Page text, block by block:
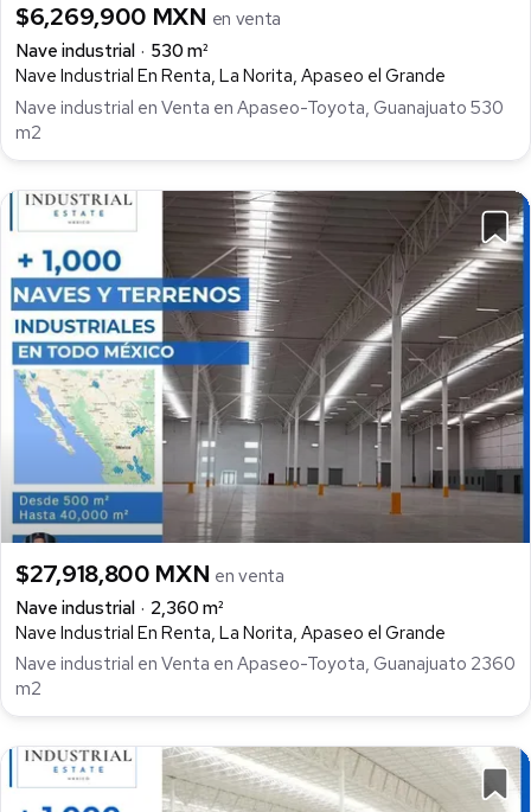
$6,269,900 MXN en venta
Nave industrial
530 m²
Nave Industrial En Renta, La Norita, Apaseo el Grande
Nave industrial en Venta en Apaseo-Toyota, Guanajuato 530
m2
$27,918,800 MXN en venta
Nave industrial
2,360 m²
Nave Industrial En Renta, La Norita, Apaseo el Grande
Nave industrial en Venta en Apaseo-Toyota, Guanajuato 2360
m2